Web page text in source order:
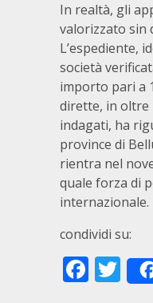
In realtà, gli
valorizzato sin
L’espediente,
società
importo pari a
dirette, in oltre
indagati, ha
province di
rientra nel
quale forza di
internazionale.
condividi su: